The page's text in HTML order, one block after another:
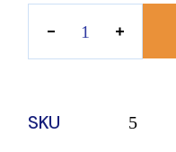
Grid Foam Roller
SKU 5